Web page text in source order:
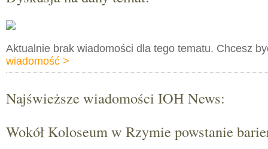
Aktualnie brak wiadomości dla tego tematu. Chcesz
wiadomość >
Najświeższe wiadomości IOH News:
Wokół Koloseum w Rzymie powstanie